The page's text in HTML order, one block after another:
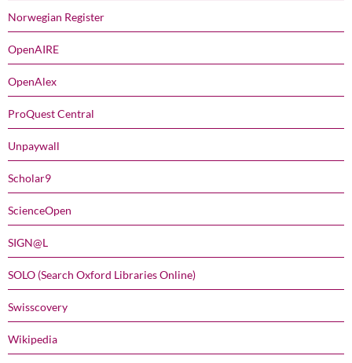
Norwegian Register
OpenAIRE
OpenAlex
ProQuest Central
Unpaywall
Scholar9
ScienceOpen
SIGN@L
SOLO (Search Oxford Libraries Online)
Swisscovery
Wikipedia